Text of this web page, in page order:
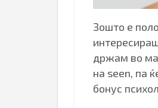
Зошто е
држам во
на seen, па
бонус